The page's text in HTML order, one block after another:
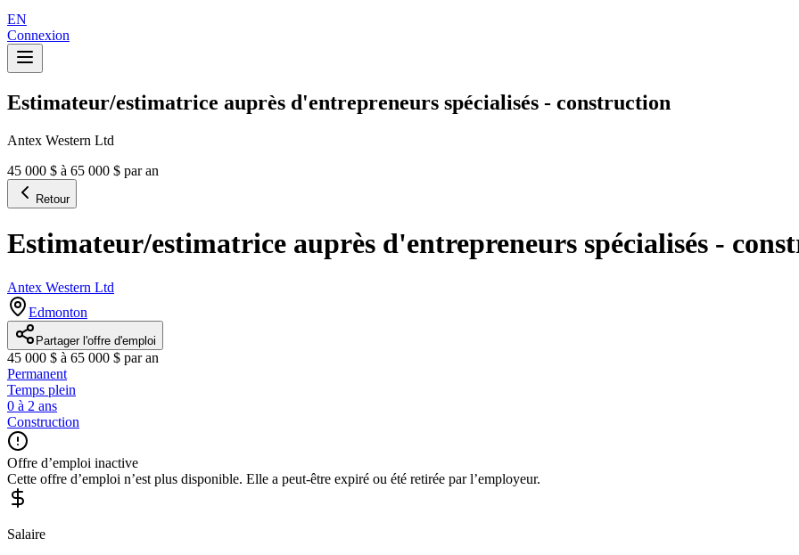
EN
Connexion
Estimateur/estimatrice auprès d'entrepreneurs spécialisés - construction
Antex Western Ltd
45 000 $ à 65 000 $ par an
Retour
Estimateur/estimatrice auprès d'entrepreneurs spécialisés -
Antex Western Ltd
Edmonton
Partager l'offre d'emploi
45 000 $ à 65 000 $ par an
Permanent
Temps plein
0 à 2 ans
Construction
Offre d’emploi inactive
Cette offre d’emploi n’est plus disponible. Elle a peut-être expiré ou été retirée par l’employeur.
Salaire